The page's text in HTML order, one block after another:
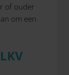
of ouder
om een